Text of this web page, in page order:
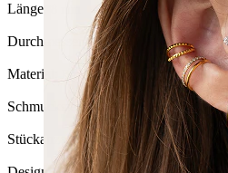
Länge:
Durchmesser:8 mm
Material: Brass
Schmucksteinfarbe: Durchsichtig
Stückanzahl:1